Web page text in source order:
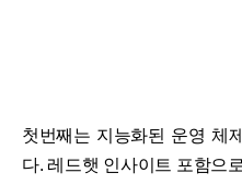
첫번째는 지능화된 운영 체
다. 레드햇 인사이트 포함으